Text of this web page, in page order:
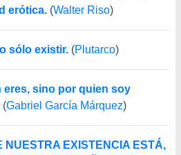
erótica. (Walter Riso)
sólo existir. (Plutarco)
eres, sino por quien soy
(Gabriel García Márquez)
NUESTRA EXISTENCIA ESTÁ,